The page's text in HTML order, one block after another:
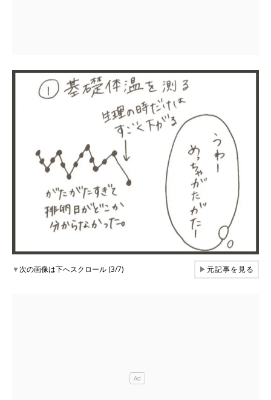
▼次の画像は下へスクロール (3/7) ▶元記事を見る